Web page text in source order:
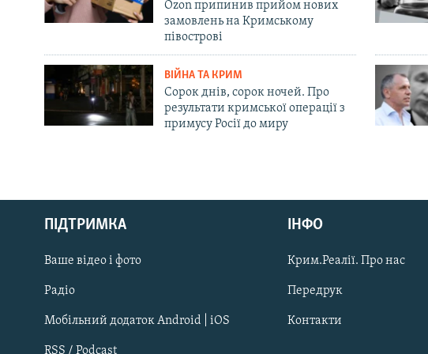
Русский
Qırımtatar
ДОЛУЧАЙСЯ!
Ozon припинив прийом нових
замовлень на Кримському
півострові
ВІЙНА ТА КРИМ
Сорок днів, сорок ночей. Про
результати кримської операції з
примусу Росії до миру
ПІДТРИМКА
Ваше відео і фото
Радіо
Мобільний додаток Android | iOS
RSS / Podcast
ІНФО
Крим.Реалії. Про нас
Передрук
Контакти